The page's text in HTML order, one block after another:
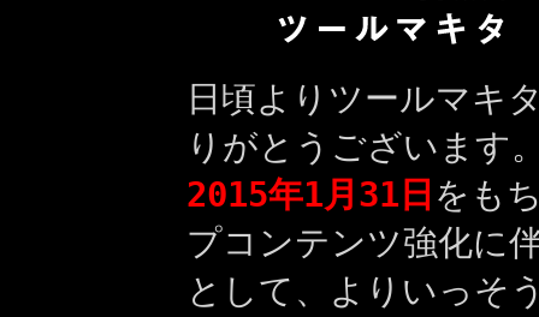
日頃よりツールマキ
りがとうございます
2015年1月31日 をも
プコンテンツ強化に
として、よりいっそ